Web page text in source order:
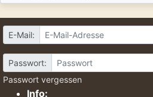
E-Mail:
Passwort:
Passwort vergessen
Info: